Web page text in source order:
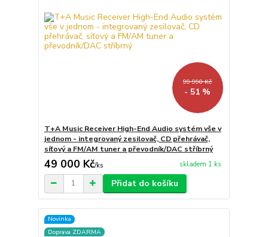
99 990 Kč
- 51 %
T+A Music Receiver High-End Audio systém vše v
jednom - integrovaný zesilovač, CD přehrávač,
síťový a FM/AM tuner a převodník/DAC stříbrný
49 000 Kč/ks skladem 1 ks
Přidat do košíku
Novinka
Doprava ZDARMA